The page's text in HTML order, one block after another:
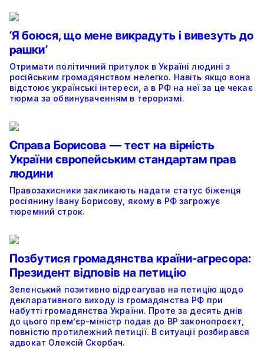
‘Я боюся, що мене викрадуть і вивезуть до
рашки’
Отримати політичний притулок в Україні людині з
російським громадянством нелегко. Навіть якщо вона
відстоює українські інтереси, а в РФ на неї за це чекає
тюрма за обвинуваченням в тероризмі.
Справа Борисова — тест на вірність
України європейським стандартам прав
людини
Правозахисники закликають надати статус біженця
росіянину Івану Борисову, якому в РФ загрожує
тюремний строк.
Позбутися громадянства країни-агресора:
Президент відповів на петицію
Зеленський позитивно відреагував на петицію щодо
декларативного виходу із громадянства РФ при
набутті громадянства України. Проте за десять днів
до цього прем’єр-міністр подав до ВР законопроєкт,
повністю протилежний петиції. В ситуації розбирався
адвокат Олексій Скорбач.